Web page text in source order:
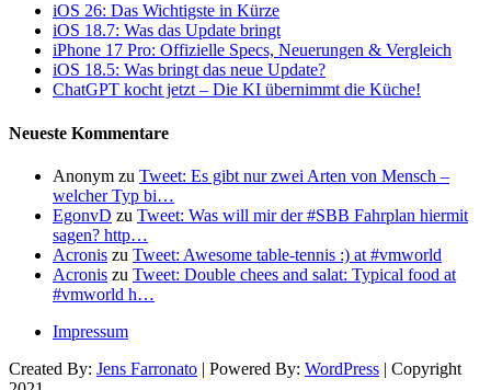
iOS 26: Das Wichtigste in Kürze
iOS 18.7: Was das Update bringt
iPhone 17 Pro: Offizielle Specs, Neuerungen & Vergleich
iOS 18.5: Was bringt das neue Update?
ChatGPT kocht jetzt – Die KI übernimmt die Küche!
Neueste Kommentare
Anonym zu Tweet: Es gibt nur zwei Arten von Mensch –
welcher Typ bi…
EgonvD zu Tweet: Was will mir der #SBB Fahrplan hiermit
sagen? http…
Acronis zu Tweet: Awesome table-tennis :) at #vmworld
Acronis zu Tweet: Double chees and salat: Typical food at
#vmworld h…
Impressum
Created By: Jens Farronato | Powered By: WordPress | Copyright